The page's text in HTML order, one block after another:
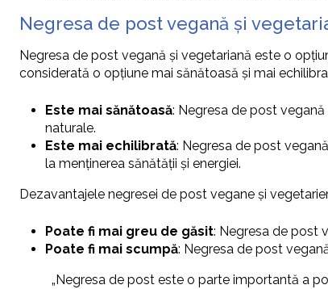
Negresa de post vegană și
Negresa de post vegană și vegetariană este o
considerată o opțiune mai sănătoasă și mai
Este mai sănătoasă: Negresa de post
naturale.
Este mai echilibrată: Negresa de post
la menținerea sănătății și energiei.
Dezavantajele negresei de post vegane și
Poate fi mai greu de găsit: Negresa de post
Poate fi mai scumpă: Negresa de post
„Negresa de post este o parte importantă a